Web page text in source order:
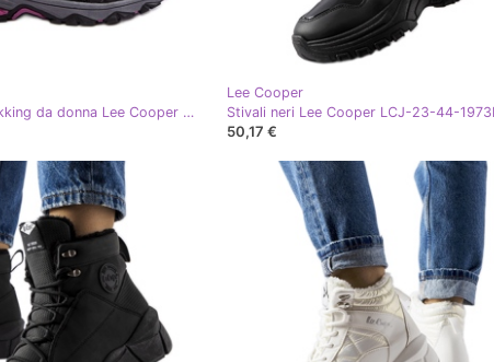
Scarpe da trekking da donna Lee Cooper LCJ-23-01-2020L Nere nero
Lee Cooper
50,17 €